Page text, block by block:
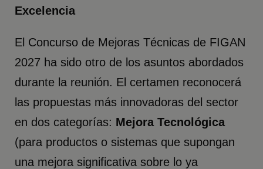
Excelencia
El Concurso de Mejoras Técnicas de FIGAN
2027 ha sido otro de los asuntos abordados
durante la reunión. El certamen reconocerá
las propuestas más innovadoras del sector
en dos categorías: Mejora Tecnológica
(para productos o sistemas que supongan
una mejora significativa sobre lo ya